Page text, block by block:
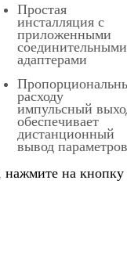
Простая
инсталляция с
приложенными
соединительными
адаптерами
расходу
импульсный
обеспечивает
дистанционный
вывод параметров
нажмите на кнопку